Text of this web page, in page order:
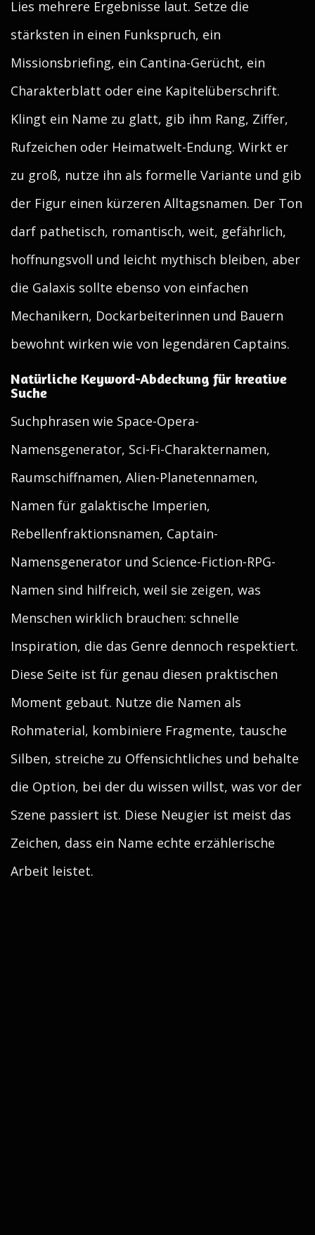
Lies mehrere Ergebnisse laut. Setze die
stärksten in einen Funkspruch, ein
Missionsbriefing, ein Cantina-Gerücht, ein
Charakterblatt oder eine Kapitelüberschrift.
Klingt ein Name zu glatt, gib ihm Rang, Ziffer,
Rufzeichen oder Heimatwelt-Endung. Wirkt er
zu groß, nutze ihn als formelle Variante und gib
der Figur einen kürzeren Alltagsnamen. Der Ton
darf pathetisch, romantisch, weit, gefährlich,
hoffnungsvoll und leicht mythisch bleiben, aber
die Galaxis sollte ebenso von einfachen
Mechanikern, Dockarbeiterinnen und Bauern
bewohnt wirken wie von legendären Captains.
Natürliche Keyword-Abdeckung für kreative
Suche
Suchphrasen wie Space-Opera-
Namensgenerator, Sci-Fi-Charakternamen,
Raumschiffnamen, Alien-Planetennamen,
Namen für galaktische Imperien,
Rebellenfraktionsnamen, Captain-
Namensgenerator und Science-Fiction-RPG-
Namen sind hilfreich, weil sie zeigen, was
Menschen wirklich brauchen: schnelle
Inspiration, die das Genre dennoch respektiert.
Diese Seite ist für genau diesen praktischen
Moment gebaut. Nutze die Namen als
Rohmaterial, kombiniere Fragmente, tausche
Silben, streiche zu Offensichtliches und behalte
die Option, bei der du wissen willst, was vor der
Szene passiert ist. Diese Neugier ist meist das
Zeichen, dass ein Name echte erzählerische
Arbeit leistet.